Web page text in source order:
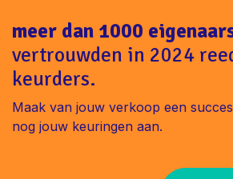
meer dan 1000
vertrouwden in 2024
keurders.
Maak van jouw verkoop een
nog jouw keuringen aan.